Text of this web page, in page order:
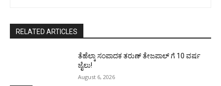
RELATED ARTICLES
ತೆಹೆಲ್ಕಾ ಸಂಪಾದಕ ತರುಣ್ ತೇಜಪಾಲ್ ಗೆ 10 ವರ್ಷ
ಜೈಲು!
August 6, 2026